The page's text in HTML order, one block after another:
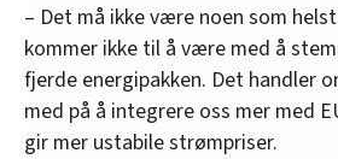
– Det må ikke være noen som
kommer ikke til å være med å
fjerde energipakken. Det handler
med på å integrere oss mer med
gir mer ustabile strømpriser.